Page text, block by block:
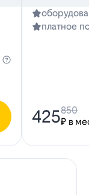
платное
425₽ в
850